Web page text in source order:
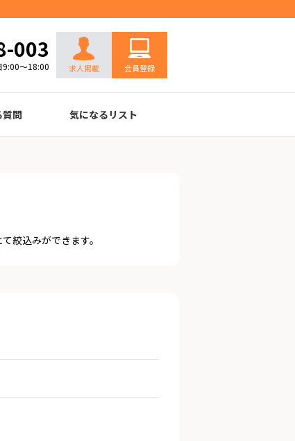
003
9:00～18:00 求人掲載 会員登録
問 気になるリスト
絞込みができます。